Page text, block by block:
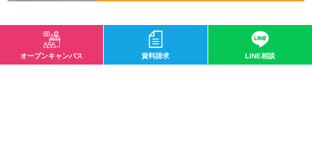
オープンキャンパス・資料請求はこちら
オープンキャンパス 資料請求 LINE相談